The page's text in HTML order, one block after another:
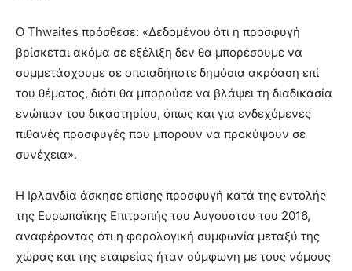
Ο Thwaites πρόσθεσε: «Δεδομένου ότι η προσφυγή
βρίσκεται ακόμα σε εξέλιξη δεν θα μπορέσουμε να
συμμετάσχουμε σε οποιαδήποτε δημόσια ακρόαση επί
του θέματος, διότι θα μπορούσε να βλάψει τη διαδικασία
ενώπιον του δικαστηρίου, όπως και για ενδεχόμενες
πιθανές προσφυγές που μπορούν να προκύψουν σε
συνέχεια».
Η Ιρλανδία άσκησε επίσης προσφυγή κατά της εντολής
της Ευρωπαϊκής Επιτροπής του Αυγούστου του 2016,
αναφέροντας ότι η φορολογική συμφωνία μεταξύ της
χώρας και της εταιρείας ήταν σύμφωνη με τους νόμους